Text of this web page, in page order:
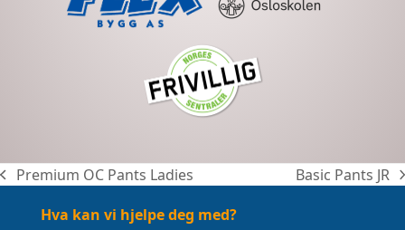
previous
Premium OC Pants Ladies
next
Basic Pants JR
Hva kan vi hjelpe deg med?